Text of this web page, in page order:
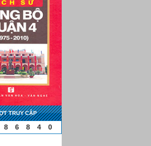
TRUY CẬP
8 6 8 4 0